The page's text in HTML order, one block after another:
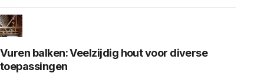
Vuren balken: Veelzijdig hout voor diverse
toepassingen